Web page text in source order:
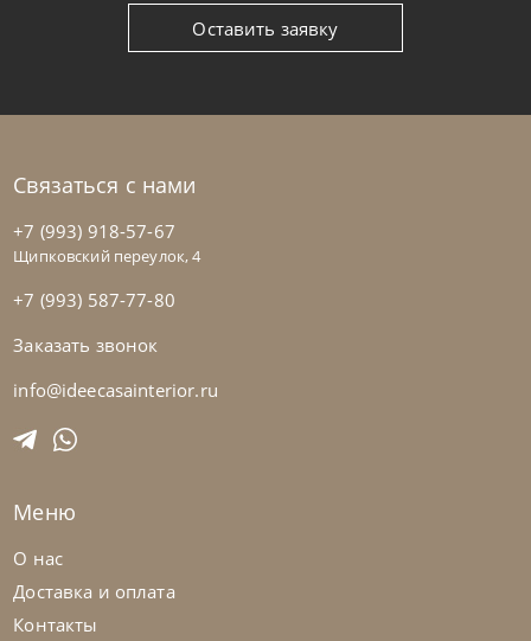
Cattelan Italia
Столик журнальный Arena
Оставить заявку
Связаться с нами
+7 (993) 918-57-67
Щипковский переулок, 4
+7 (993) 587-77-80
Заказать звонок
info@ideecasainterior.ru
Меню
О нас
Доставка и оплата
Контакты